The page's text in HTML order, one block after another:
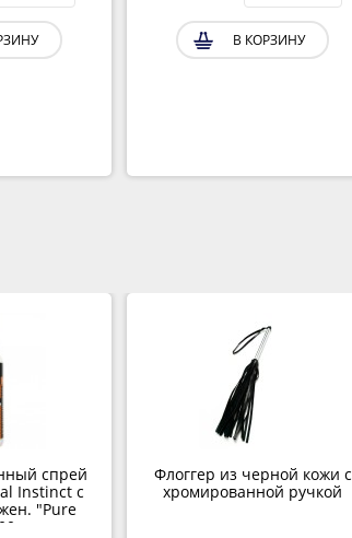
В КОРЗИНУ
спрей
Instinct с
"Pure
мл.
Флоггер из черной кожи с
хромированной ручкой